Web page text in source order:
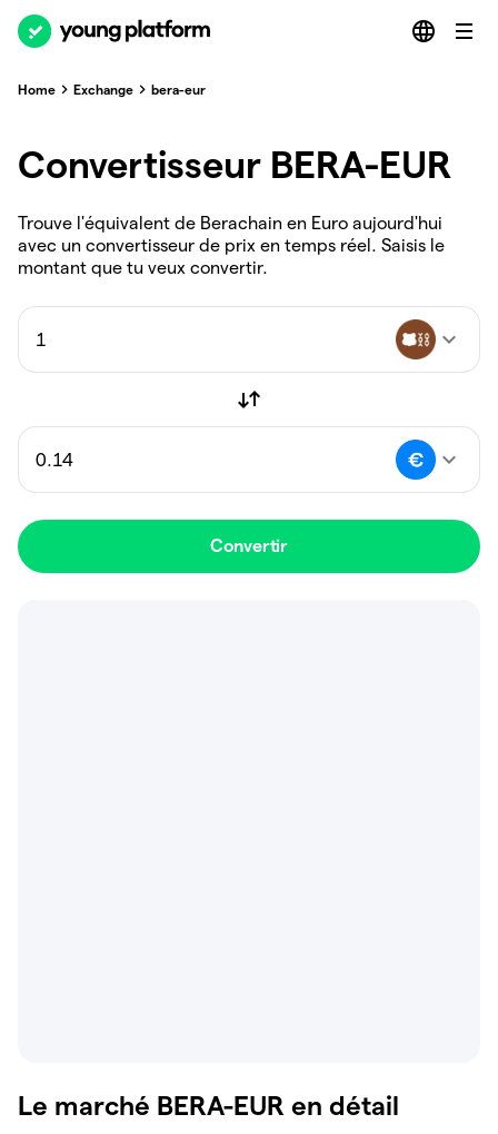
Home Exchange bera-eur
Convertisseur BERA-EUR
Trouve l'équivalent de Berachain en Euro aujourd'hui
avec un convertisseur de prix en temps réel. Saisis le
montant que tu veux convertir.
Convertir
Le marché BERA-EUR en détail